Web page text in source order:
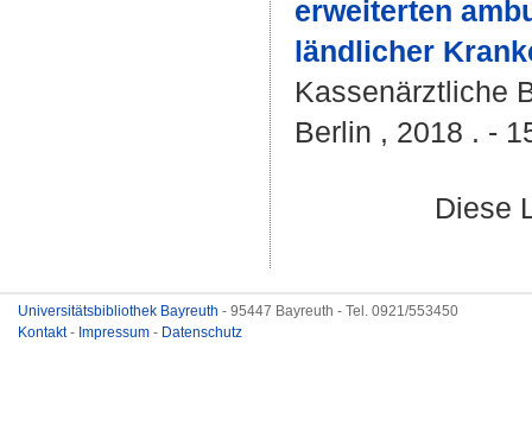
erweiterten
ländlicher
Kassenärztliche
Berlin , 2018 . -
Diese
Universitätsbibliothek Bayreuth - 95447 Bayreuth - Tel. 0921/553450
Kontakt- Impressum - Datenschutz